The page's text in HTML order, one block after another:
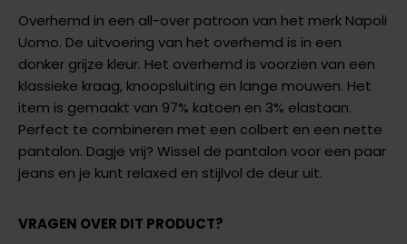
Overhemd in een all-over patroon van het merk Napoli
Uomo. De uitvoering van het overhemd is in een
donker grijze kleur. Het overhemd is voorzien van een
klassieke kraag, knoopsluiting en lange mouwen. Het
item is gemaakt van 97% katoen en 3% elastaan.
Perfect te combineren met een colbert en een nette
pantalon. Dagje vrij? Wissel de pantalon voor een paar
jeans en je kunt relaxed en stijlvol de deur uit.
VRAGEN OVER DIT PRODUCT?